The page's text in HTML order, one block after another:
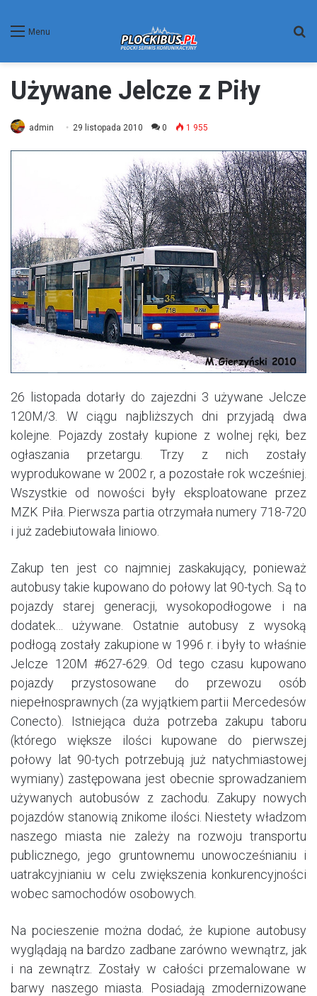
Menu
Używane Jelcze z Piły
admin 29 listopada 2010 0 1 955
26 listopada dotarły do zajezdni 3 używane Jelcze
120M/3. W ciągu najbliższych dni przyjadą dwa
kolejne. Pojazdy zostały kupione z wolnej ręki, bez
ogłaszania przetargu. Trzy z nich zostały
wyprodukowane w 2002 r, a pozostałe rok wcześniej.
Wszystkie od nowości były eksploatowane przez
MZK Piła. Pierwsza partia otrzymała numery 718-720
i już zadebiutowała liniowo.
Zakup ten jest co najmniej zaskakujący, ponieważ
autobusy takie kupowano do połowy lat 90-tych. Są to
pojazdy starej generacji, wysokopodłogowe i na
dodatek… używane. Ostatnie autobusy z wysoką
podłogą zostały zakupione w 1996 r. i były to właśnie
Jelcze 120M #627-629. Od tego czasu kupowano
pojazdy przystosowane do przewozu osób
niepełnosprawnych (za wyjątkiem partii Mercedesów
Conecto). Istniejąca duża potrzeba zakupu taboru
(którego większe ilości kupowane do pierwszej
połowy lat 90-tych potrzebują już natychmiastowej
wymiany) zastępowana jest obecnie sprowadzaniem
używanych autobusów z zachodu. Zakupy nowych
pojazdów stanowią znikome ilości. Niestety władzom
naszego miasta nie zależy na rozwoju transportu
publicznego, jego gruntownemu unowocześnianiu i
uatrakcyjnianiu w celu zwiększenia konkurencyjności
wobec samochodów osobowych.
Na pocieszenie można dodać, że kupione autobusy
wyglądają na bardzo zadbane zarówno wewnątrz, jak
i na zewnątrz. Zostały w całości przemalowane w
barwy naszego miasta. Posiadają zmodernizowane